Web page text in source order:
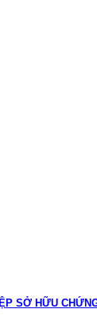
SỞ HỮU